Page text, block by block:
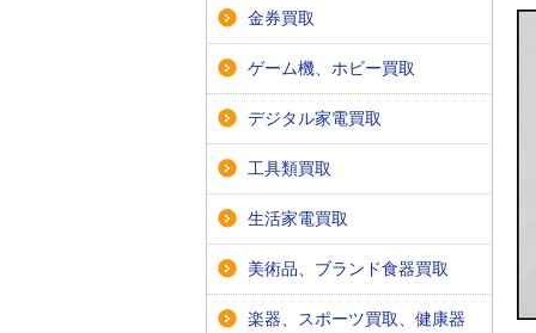
金券買取
ゲーム機、ホビー買取
デジタル家電買取
工具類買取
生活家電買取
美術品、ブランド食器買取
楽器、スポーツ買取、健康器